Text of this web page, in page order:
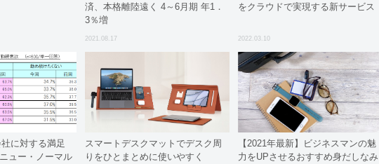
済、本格離陸遠く 4～6月期 年1．
3％増
2021.08.17
をクラウドで実現する新サービス
2022.03.10
に対する満足
ュー・ノーマル
スマートデスクマットでデスク周
りをひとまとめに使いやすく
【2021年最新】ビジネスマンの魅
力をUPさせるおすすめ身だしなみ